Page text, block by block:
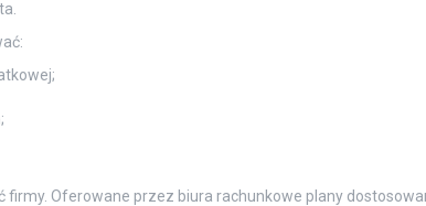
firmy. Oferowane przez biura rachunkowe plany